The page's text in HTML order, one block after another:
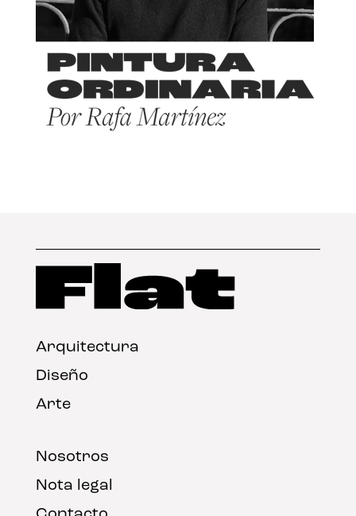
Arquitectura
Diseño
Arte
Nosotros
Nota legal